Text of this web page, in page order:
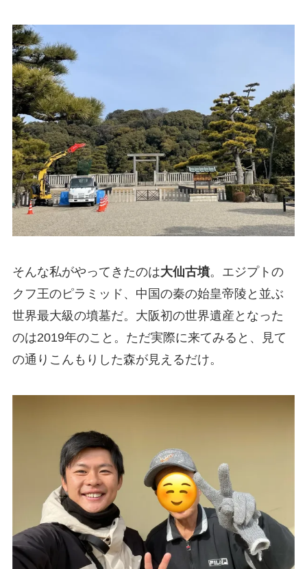
そんな私がやってきたのは大仙古墳。エジプトの
クフ王のピラミッド、中国の秦の始皇帝陵と並ぶ
世界最大級の墳墓だ。大阪初の世界遺産となった
のは2019年のこと。ただ実際に来てみると、見て
の通りこんもりした森が見えるだけ。